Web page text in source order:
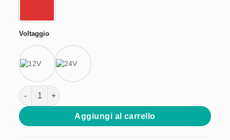
Voltaggio
Modulo LED 2 Diodi - 0.72W 175° quantità
Aggiungi al carrello